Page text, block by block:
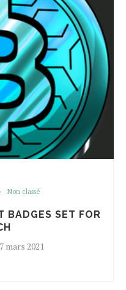
Non classé
BADGES SET FOR
7 mars 2021